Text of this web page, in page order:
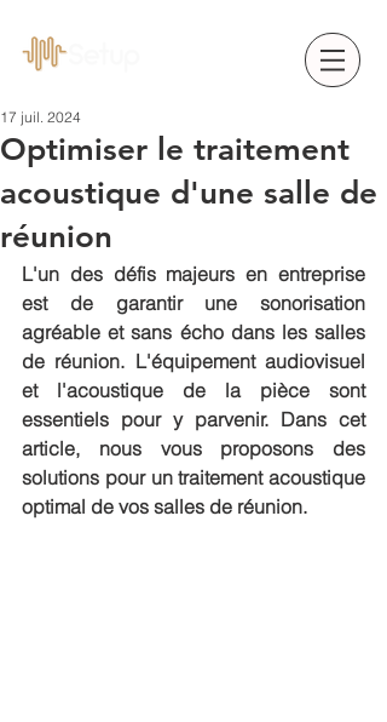
Optimiser le traitement
acoustique d'une salle de
réunion
17 juil. 2024
L'un des défis majeurs en entreprise
est de garantir une sonorisation
agréable et sans écho dans les salles
de réunion. L'équipement audiovisuel
et l'acoustique de la pièce sont
essentiels pour y parvenir. Dans cet
article, nous vous proposons des
solutions pour un traitement acoustique
optimal de vos salles de réunion.